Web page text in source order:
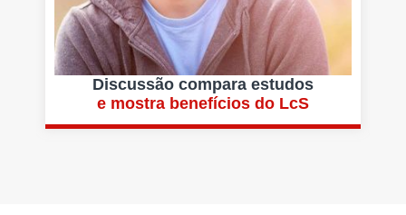
Discussão compara estudos
e mostra benefícios do LcS